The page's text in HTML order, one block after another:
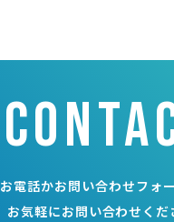
お電話かお問い合わせフォ
お気軽にお問い合わせくだ